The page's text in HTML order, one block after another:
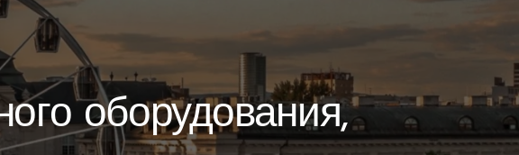
оборудования,